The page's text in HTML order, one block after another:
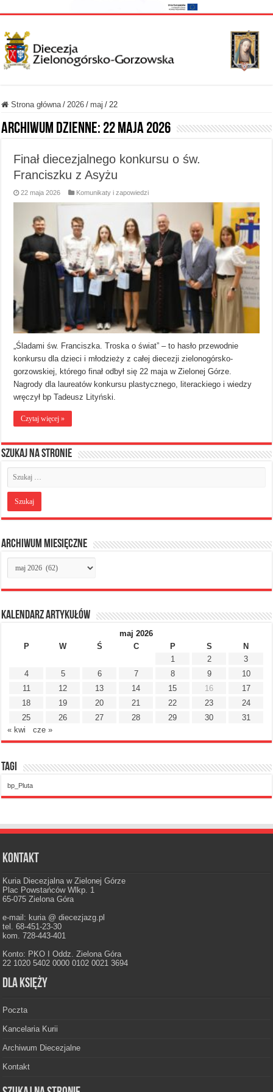
Strona główna / 2026 / maj / 22
Archiwum dzienne: 22 maja 2026
Finał diecezjalnego konkursu o św.
Franciszku z Asyżu
22 maja 2026 Komunikaty i zapowiedzi
„Śladami św. Franciszka. Troska o świat” – to hasło przewodnie
konkursu dla dzieci i młodzieży z całej diecezji zielonogórsko-
gorzowskiej, którego finał odbył się 22 maja w Zielonej Górze.
Nagrody dla laureatów konkursu plastycznego, literackiego i wiedzy
wręczył bp Tadeusz Lityński.
Czytaj więcej »
Szukaj na stronie
Archiwum miesięczne
Archiwum
miesięczne
Kalendarz artykułów
maj 2026
P
W Ś C P S
N
1
2
3
4
5 6 7 8 9
10
11
12 13 14 15 16
17
18
19 20 21 22 23
24
25
26 27 28 29 30
31
« kwi
cze »
Tagi
bp_Pluta
Kontakt
Kuria Diecezjalna w Zielonej Górze
Plac Powstańców Wlkp. 1
65-075 Zielona Góra
e-mail: kuria @ diecezjazg.pl
tel. 68-451-23-30
kom. 728-443-401
Konto: PKO I Oddz. Zielona Góra
22 1020 5402 0000 0102 0021 3694
Dla księży
Poczta
Kancelaria Kurii
Archiwum Diecezjalne
Kontakt